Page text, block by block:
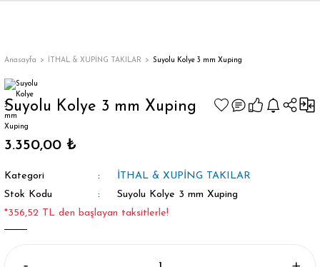
Anasayfa İTHAL & XUPİNG TAKILAR Suyolu Kolye 3 mm Xuping
Suyolu Kolye 3 mm Xuping
3.350,00 ₺
Kategori
İTHAL & XUPİNG TAKILAR
Stok Kodu
Suyolu Kolye 3 mm Xuping
*356,52 TL den başlayan taksitlerle!